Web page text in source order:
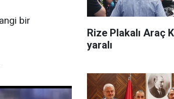
bir
Rize Plakalı Araç
yaralı